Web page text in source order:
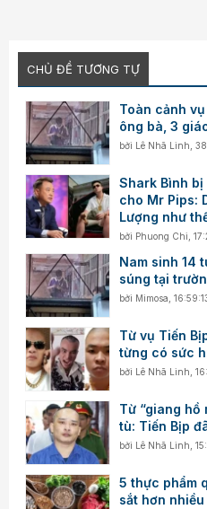
CHỦ ĐỀ TƯƠNG TỰ
Toàn cảnh
ông bà, 3
bởi Lê Nhã Linh ,
Shark Bình
cho Mr Pips:
Lượng như
bởi Phuong Chi ,
Nam sinh 14
súng tại
bởi Mimosa ,
Từ vụ Tiến
từng có sức
bởi Lê Nhã Linh ,
Từ “giang hồ
tù: Tiến Bịp
bởi Lê Nhã Linh ,
5 thực phẩm
sắt hơn